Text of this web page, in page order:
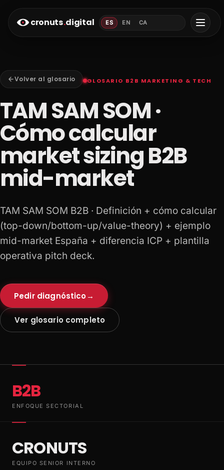
cronuts.digital ES EN CA
Volver al glosario GLOSARIO B2B MARKETING & TECH
TAM SAM SOM ·
Cómo calcular
market sizing B2B
mid-market
TAM SAM SOM B2B · Definición + cómo calcular
(top-down/bottom-up/value-theory) + ejemplo
mid-market España + diferencia ICP + plantilla
operativa pitch deck.
Pedir diagnóstico→
Ver glosario completo
B2B
ENFOQUE SECTORIAL
CRONUTS
EQUIPO SENIOR INTERNO